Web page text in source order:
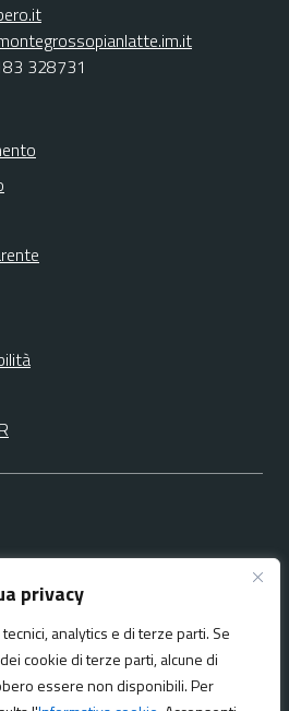
privacy
analytics e di terze parti. Se
cookie di terze parti, alcune di
essere non disponibili. Per
328731
Mappa del sito